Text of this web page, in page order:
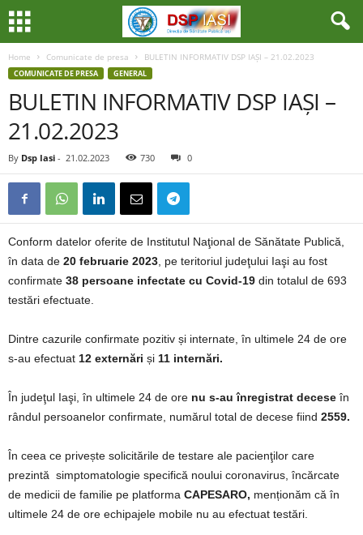
Home Comunicate de presa BULETIN INFORMATIV DSP IAȘI – 21.02.2023
COMUNICATE DE PRESA GENERAL
BULETIN INFORMATIV DSP IAȘI –
21.02.2023
By Dsp Iasi - 21.02.2023 730 0
Conform datelor oferite de Institutul Naţional de Sănătate Publică,
în data de 20 februarie 2023 , pe teritoriul judeţului Iaşi au fost
confirmate 38 persoane infectate cu Covid-19 din totalul de 693
testări efectuate.
Dintre cazurile confirmate pozitiv și internate, în ultimele 24 de ore
s-au efectuat 12 externări și 11 internări.
În judeţul Iaşi, în ultimele 24 de ore nu s-au înregistrat decese în
rândul persoanelor confirmate, numărul total de decese fiind 2559.
În ceea ce privește solicitările de testare ale pacienţilor care
prezintă simptomatologie specifică noului coronavirus, încărcate
de medicii de familie pe platforma CAPESARO, menționăm că în
ultimele 24 de ore echipajele mobile nu au efectuat testări.